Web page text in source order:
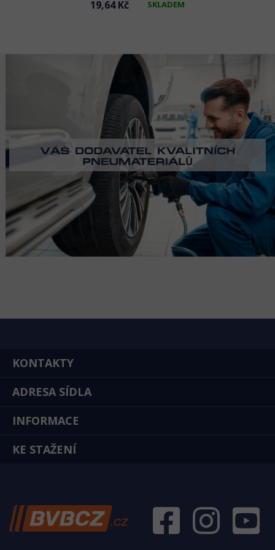
19,64 Kč SKLADEM
KONTAKTY
ADRESA SÍDLA
INFORMACE
KE STAŽENÍ